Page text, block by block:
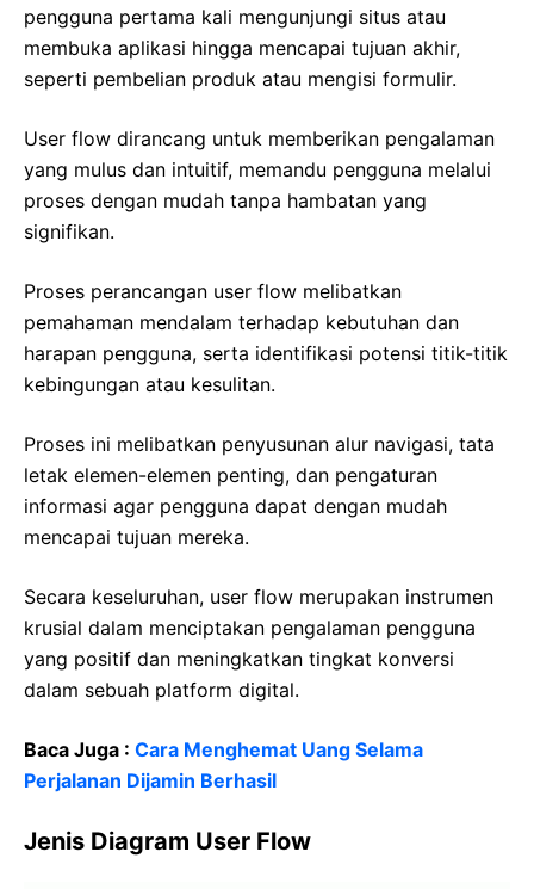
pengguna pertama kali mengunjungi situs atau
membuka aplikasi hingga mencapai tujuan akhir,
seperti pembelian produk atau mengisi formulir.
User flow dirancang untuk memberikan pengalaman
yang mulus dan intuitif, memandu pengguna melalui
proses dengan mudah tanpa hambatan yang
signifikan.
Proses perancangan user flow melibatkan
pemahaman mendalam terhadap kebutuhan dan
harapan pengguna, serta identifikasi potensi titik-titik
kebingungan atau kesulitan.
Proses ini melibatkan penyusunan alur navigasi, tata
letak elemen-elemen penting, dan pengaturan
informasi agar pengguna dapat dengan mudah
mencapai tujuan mereka.
Secara keseluruhan, user flow merupakan instrumen
krusial dalam menciptakan pengalaman pengguna
yang positif dan meningkatkan tingkat konversi
dalam sebuah platform digital.
Baca Juga : Cara Menghemat Uang Selama
Perjalanan Dijamin Berhasil
Jenis Diagram User Flow